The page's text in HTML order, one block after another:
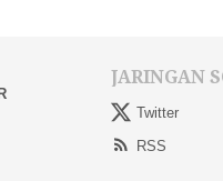
JARINGAN
Twitter
RSS